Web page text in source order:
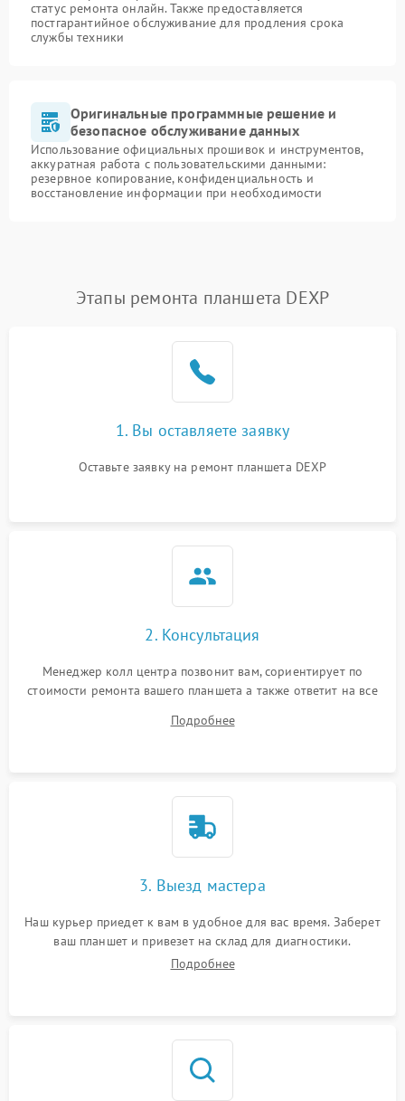
статус ремонта онлайн. Также предоставляется
постгарантийное обслуживание для продления срока
службы техники
Оригинальные программные решение и
безопасное обслуживание данных
Использование официальных прошивок и инструментов,
аккуратная работа с пользовательскими данными:
резервное копирование, конфиденциальность и
восстановление информации при необходимости
Этапы ремонта планшета DEXP
1. Вы оставляете заявку
Оставьте заявку на ремонт планшета DEXP
2. Консультация
Менеджер колл центра позвонит вам, сориентирует по
стоимости ремонта вашего планшета а также ответит на все
Подробнее
3. Выезд мастера
Наш курьер приедет к вам в удобное для вас время. Заберет
ваш планшет и привезет на склад для диагностики.
Подробнее